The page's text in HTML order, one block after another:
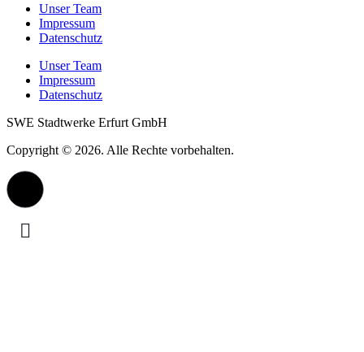
Unser Team
Impressum
Datenschutz
Unser Team
Impressum
Datenschutz
SWE Stadtwerke Erfurt GmbH
Copyright © 2026. Alle Rechte vorbehalten.